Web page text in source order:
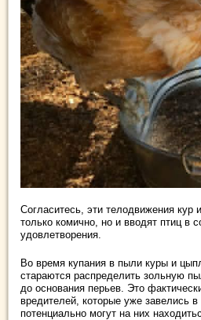
Согласитесь, эти телодвижения кур
только комично, но и вводят птиц в
удовлетворения.
Во время купания в пыли куры и
стараются распределить зольную
до основания перьев. Это
вредителей, которые уже завелись
потенциально могут на них